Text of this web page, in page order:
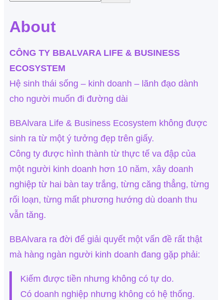
About
CÔNG TY BBALVARA LIFE & BUSINESS
ECOSYSTEM
Hệ sinh thái sống – kinh doanh – lãnh đạo dành
cho người muốn đi đường dài
BBAlvara Life & Business Ecosystem không được
sinh ra từ một ý tưởng đẹp trên giấy.
Công ty được hình thành từ thực tế va đập của
một người kinh doanh hơn 10 năm, xây doanh
nghiệp từ hai bàn tay trắng, từng căng thẳng, từng
rối loạn, từng mất phương hướng dù doanh thu
vẫn tăng.
BBAlvara ra đời để giải quyết một vấn đề rất thật
mà hàng ngàn người kinh doanh đang gặp phải:
Kiếm được tiền nhưng không có tự do.
Có doanh nghiệp nhưng không có hệ thống.